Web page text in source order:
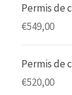
Permis de
€549,00
Permis de
€520,00